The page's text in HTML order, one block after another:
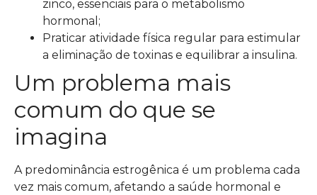
zinco, essenciais para o metabolismo
hormonal;
Praticar atividade física regular para estimular
a eliminação de toxinas e equilibrar a insulina.
Um problema mais
comum do que se
imagina
A predominância estrogênica é um problema cada
vez mais comum, afetando a saúde hormonal e